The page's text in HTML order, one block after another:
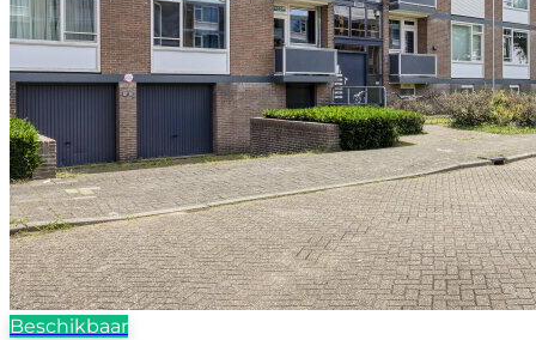
Beschikbaar